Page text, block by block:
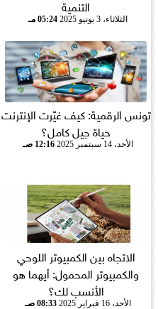
التنمية
الثلاثاء، 3 يونيو 2025 05:24 مـ
تونس الرقمية: كيف غيّرت الإنترنت
حياة جيل كامل؟
الأحد، 14 سبتمبر 2025 12:16 صـ
الاتجاه بين الكمبيوتر اللوحي
والكمبيوتر المحمول: أيهما هو
الأنسب لك؟
الأحد، 16 فبراير 2025 08:33 صـ